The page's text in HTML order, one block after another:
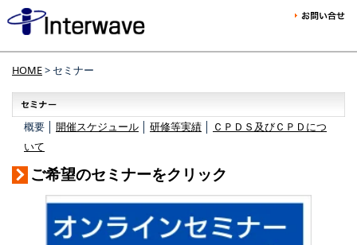
HOME> セミナー
概要 │ 開催スケジュール 研修等実績
ＣＰＤＳ及びＣＰＤにつ
いて
ご希望のセミナーをクリック